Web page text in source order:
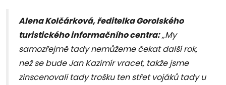
Alena Kolčárková, ředitelka Gorolského
turistického informačního centra:„My
samozřejmě tady nemůžeme čekat další rok,
než se bude Jan Kazimír vracet, takže jsme
zinscenovali tady trošku ten střet vojáků tady u